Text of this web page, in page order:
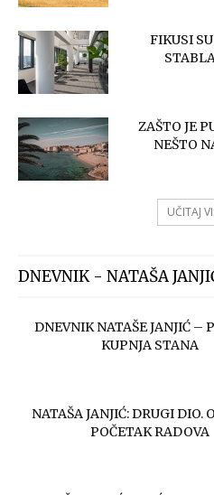
FIKUSI
ZAŠTO JE
NEŠTO
UČITAJ
DNEVNIK - NATAŠA
DNEVNIK NATAŠE JANJIĆ –
KUPNJA STANA
NATAŠA JANJIĆ: DRUGI DIO.
POČETAK RADOVA